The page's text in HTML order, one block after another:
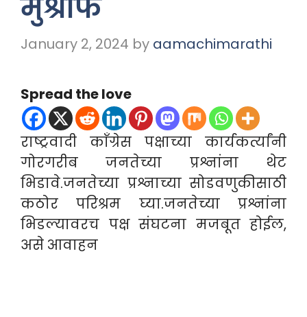
मुश्रीफ
January 2, 2024 by aamachimarathi
Spread the love
राष्ट्रवादी काँग्रेस पक्षाच्या कार्यकर्त्यांनी
गोरगरीब जनतेच्या प्रश्नांना थेट
भिडावे.जनतेच्या प्रश्नाच्या सोडवणुकीसाठी
कठोर परिश्रम घ्या.जनतेच्या प्रश्नांना
भिडल्यावरच पक्ष संघटना मजबूत होईल,
असे आवाहन